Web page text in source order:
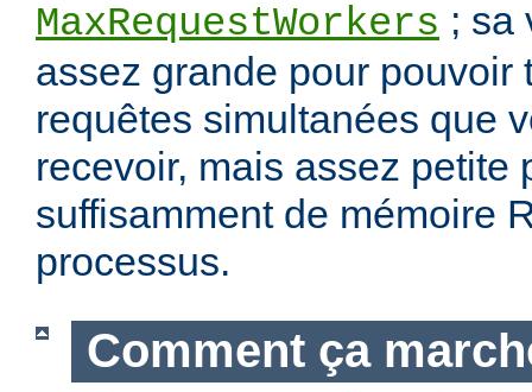
MaxRequestWorkers ; sa
assez grande pour pouvoir
requêtes simultanées que
recevoir, mais assez petite
suffisamment de mémoire
processus.
Comment ça